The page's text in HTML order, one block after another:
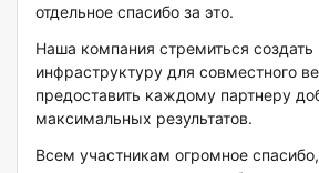
отдельное спасибо за это.
Наша компания стремиться
инфраструктуру для совместного
предоставить каждому партнеру
максимальных результатов.
Всем участникам огромное